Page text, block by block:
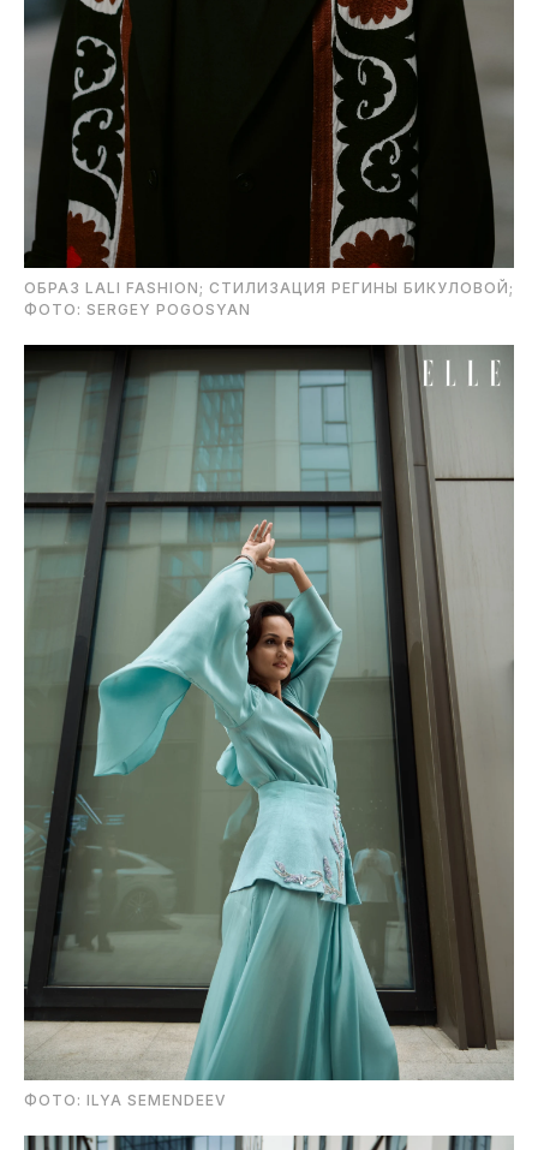
ОБРАЗ LALI FASHION; СТИЛИЗАЦИЯ РЕГИНЫ БИКУЛОВОЙ;
ФОТО: SERGEY POGOSYAN
ФОТО: ILYA SEMENDEEV